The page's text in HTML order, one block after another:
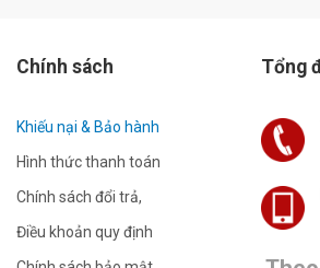
Chính sách
Khiếu nại & Bảo hành
Hình thức thanh toán
Chính sách đổi trả,
Điều khoản quy định
Tổng